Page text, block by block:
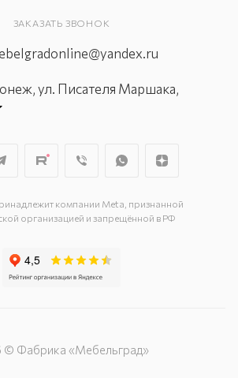
ЗАКАЗАТЬ ЗВОНОК
ул. Писателя Маршака,
компании Meta, признанной
организацией и запрещённой в РФ
© Фабрика «Мебельград»